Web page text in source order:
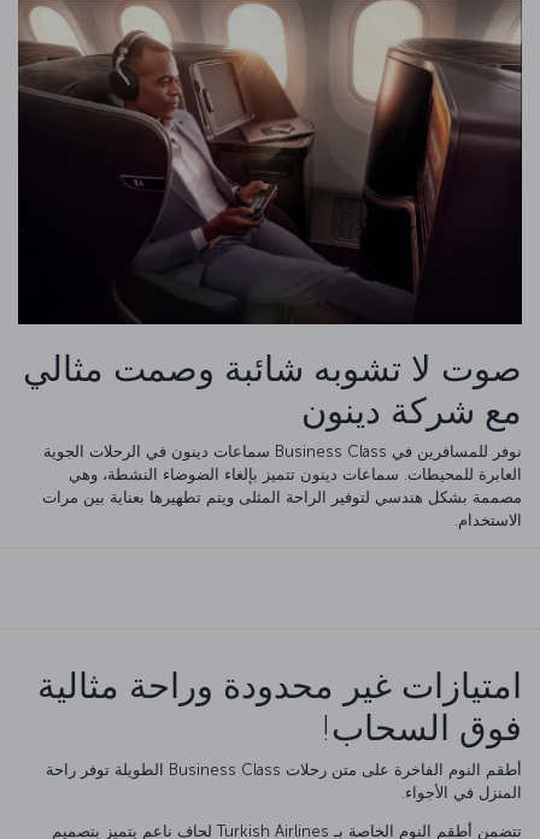
صوت لا تشوبه شائبة وصمت مثالي
مع شركة دينون
نوفر للمسافرين في Business Class سماعات دينون في الرحلات الجوية
العابرة للمحيطات. سماعات دينون تتميز بإلغاء الضوضاء النشطة، وهي
مصممة بشكل هندسي لتوفير الراحة المثلى ويتم تطهيرها بعناية بين مرات
الاستخدام.
امتيازات غير محدودة وراحة مثالية
فوق السحاب!
أطقم النوم الفاخرة على متن رحلات Business Class الطويلة توفر راحة
المنزل في الأجواء.
تتضمن أطقم النوم الخاصة بـ Turkish Airlines لحاف ناعم يتميز بتصميم